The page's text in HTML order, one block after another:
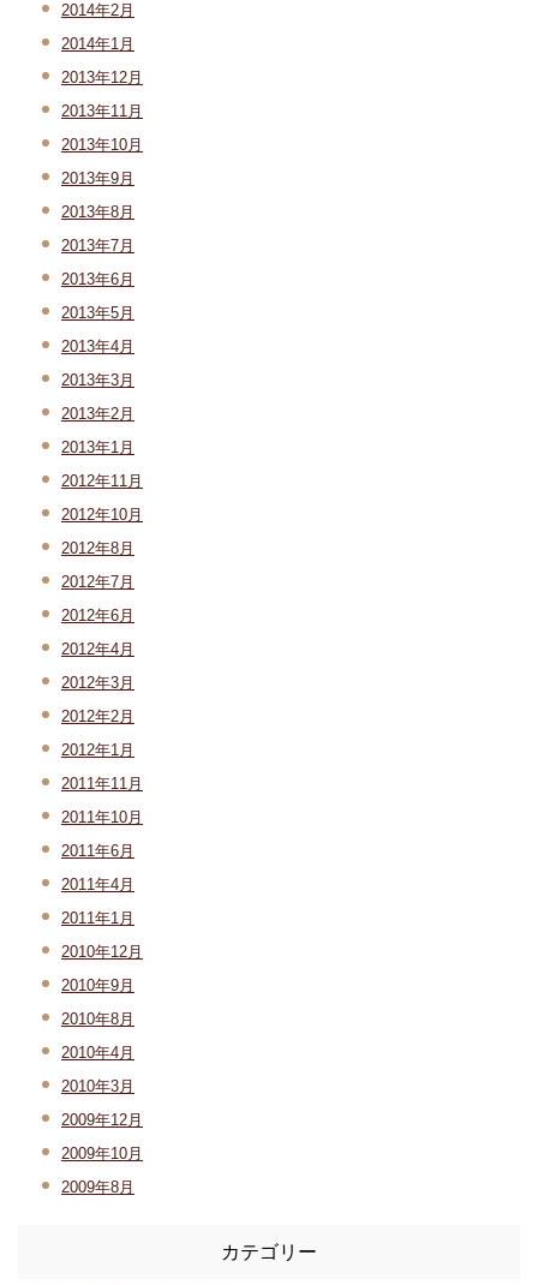
2014年2月
2014年1月
2013年12月
2013年11月
2013年10月
2013年9月
2013年8月
2013年7月
2013年6月
2013年5月
2013年4月
2013年3月
2013年2月
2013年1月
2012年11月
2012年10月
2012年8月
2012年7月
2012年6月
2012年4月
2012年3月
2012年2月
2012年1月
2011年11月
2011年10月
2011年6月
2011年4月
2011年1月
2010年12月
2010年9月
2010年8月
2010年4月
2010年3月
2009年12月
2009年10月
2009年8月
カテゴリー